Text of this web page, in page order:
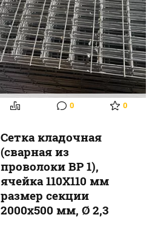
0 0
Сетка кладочная
(сварная из
проволоки ВР 1),
ячейка 110Х110 мм
размер секции
2000х500 мм, Ø 2,3